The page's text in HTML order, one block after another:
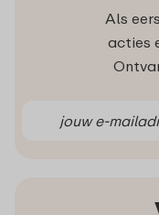
Als
acties